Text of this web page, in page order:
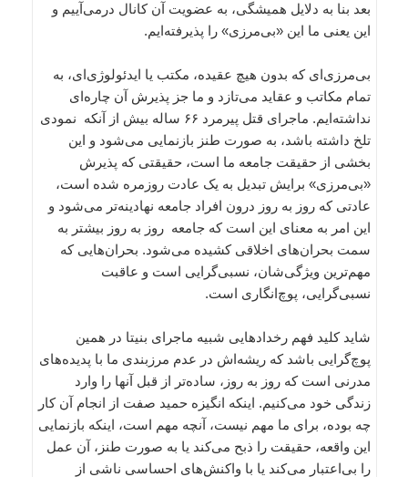
بعد بنا به دلایل همیشگی، به عضویت آن کانال در‌می‌آییم و
این یعنی ما این «بی‌مرزی» را پذیرفته‌ایم.
بی‌مرزی‌ای که بدون هیچ عقیده، مکتب یا ایدئولوژی‌ای، به
تمام مکاتب و عقاید می‌تازد و ما جز پذیرش آن چاره‌ای
نداشته‌ایم. ماجرای قتل پیرمرد ۶۶ ساله بیش از آنکه نمودی
تلخ داشته باشد، به صورت طنز بازنمایی می‌شود و این
بخشی از حقیقت جامعه ما است، حقیقتی که پذیرش
«بی‌مرزی» برایش تبدیل به یک عادت روزمره شده است،
عادتی که روز به روز درون افراد جامعه نهادینه‌تر می‌شود و
این امر به معنای این است که جامعه روز به روز بیشتر به
سمت بحران‌های اخلاقی کشیده می‌شود. بحران‌هایی که
مهم‌ترین ویژگی‌شان، نسبی‌گرایی است و عاقبت
نسبی‌گرایی، پوچ‌انگاری است.
شاید کلید فهم رخدادهایی شبیه ماجرای بنیتا در همین
پوچ‌گرایی باشد که ریشه‌اش در عدم مرزبندی ما با پدیده‌های
مدرنی است که روز به روز، ساده‌تر از قبل آنها را وارد
زندگی خود می‌کنیم. اینکه انگیزه حمید صفت از انجام آن کار
چه بوده، برای ما مهم نیست، آنچه مهم است، اینکه بازنمایی
این واقعه، حقیقت را ذبح می‌کند یا به صورت طنز، آن عمل
را بی‌اعتبار می‌کند یا با واکنش‌های احساسی ناشی از